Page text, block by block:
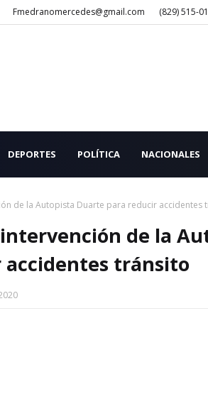
Fmedranomercedes@gmail.com (829) 515-
DEPORTES POLÍTICA NACIONALES
de la Autopista Duarte para reducir accidentes
intervención de la
tránsito